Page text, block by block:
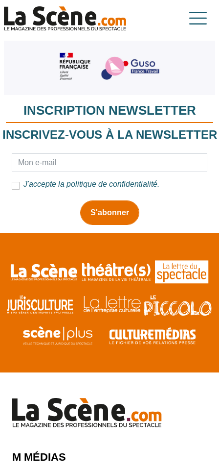
INSCRIPTION NEWSLETTER
INSCRIVEZ-VOUS À LA NEWSLETTER
J'accepte la politique de confidentialité.
M MÉDIAS